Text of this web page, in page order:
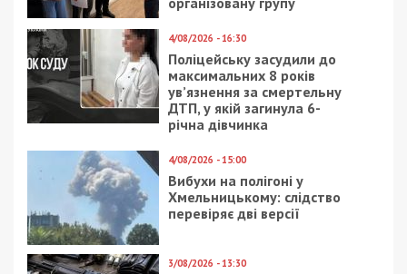
4/08/2026 - 16:30
Поліцейську засудили до
максимальних 8 років
ув’язнення за смертельну
ДТП, у якій загинула 6-
річна дівчинка
4/08/2026 - 15:00
Вибухи на полігоні у
Хмельницькому: слідство
перевіряє дві версії
3/08/2026 - 13:30